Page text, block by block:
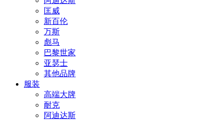
匡威
新百伦
万斯
彪马
巴黎世家
亚瑟士
其他品牌
服装
高端大牌
耐克
阿迪达斯